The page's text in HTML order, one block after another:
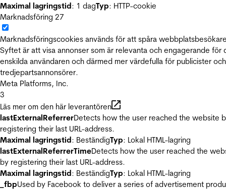
Maximal lagringstid: 1 dagTyp: HTTP-cookie
Marknadsföring 27
Marknadsföringscookies används för att spåra
Syftet är att visa annonser som är relevanta och engagerande för
enskilda användaren och därmed mer värdefulla för publicister och
tredjepartsannonsörer.
Meta Platforms, Inc.
3
Läs mer om den här leverantören
lastExternalReferrerDetects how the user reached the website
registering their last URL-address.
Maximal lagringstid: BeständigTyp: Lokal HTML-lagring
lastExternalReferrerTimeDetects how the user reached the
by registering their last URL-address.
Maximal lagringstid: BeständigTyp: Lokal HTML-lagring
_fbpUsed by Facebook to deliver a series of advertisement